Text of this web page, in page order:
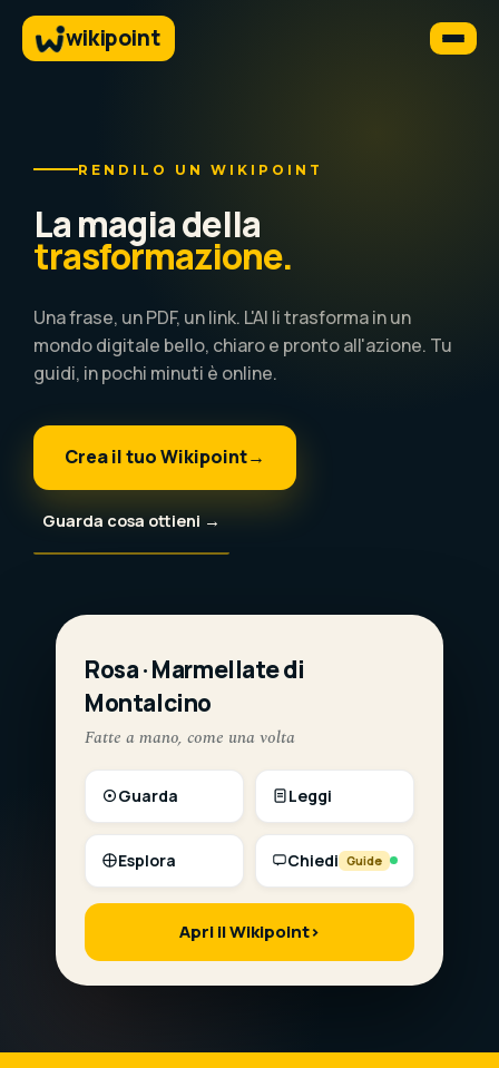
wikipoint
RENDILO UN WIKIPOINT
La magia della
trasformazione.
Una frase, un PDF, un link. L'AI li trasforma in un
mondo digitale bello, chiaro e pronto all'azione. Tu
guidi, in pochi minuti è online.
Crea il tuo Wikipoint→
Guarda cosa ottieni →
Rosa · Marmellate di
Montalcino
Fatte a mano, come una volta
Guarda Leggi
Esplora Chiedi Guide
Apri il Wikipoint›